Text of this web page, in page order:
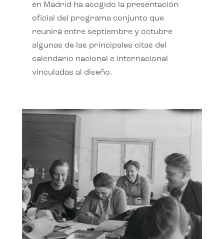
en Madrid ha acogido la presentación
oficial del programa conjunto que
reunirá entre septiembre y octubre
algunas de las principales citas del
calendario nacional e internacional
vinculadas al diseño.